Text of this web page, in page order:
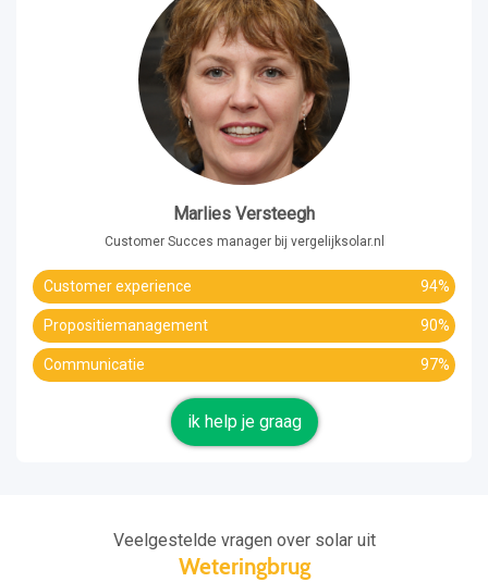
Marlies Versteegh
Customer Succes manager bij vergelijksolar.nl
Customer experience 94%
Propositiemanagement 90%
Communicatie 97%
ik help je graag
Veelgestelde vragen over solar uit
Weteringbrug